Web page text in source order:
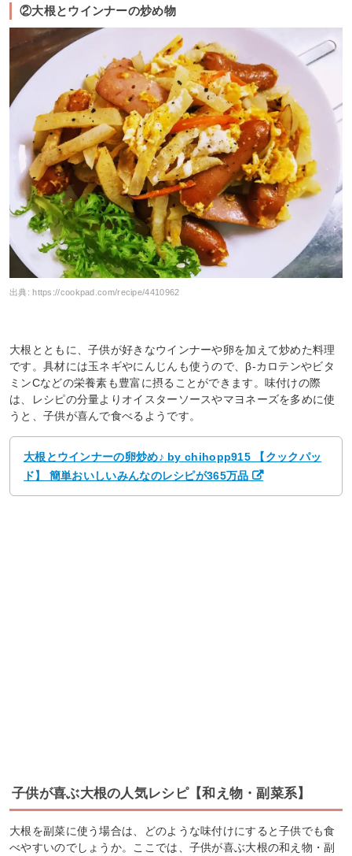
②大根とウインナーの炒め物
出典: https://cookpad.com/recipe/4410962
大根とともに、子供が好きなウインナーや卵を加えて炒めた料理
です。具材には玉ネギやにんじんも使うので、β-カロテンやビタ
ミンCなどの栄養素も豊富に摂ることができます。味付けの際
は、レシピの分量よりオイスターソースやマヨネーズを多めに使
うと、子供が喜んで食べるようです。
大根とウインナーの卵炒め♪ by chihopp915 【クックパッ
ド】 簡単おいしいみんなのレシピが365万品
子供が喜ぶ大根の人気レシピ【和え物・副菜系】
大根を副菜に使う場合は、どのような味付けにすると子供でも食
べやすいのでしょうか。ここでは、子供が喜ぶ大根の和え物・副